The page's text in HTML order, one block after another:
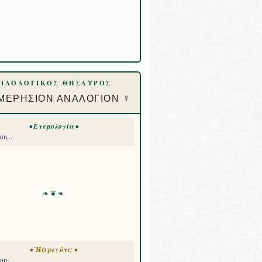
ΘΗΣΑΥΡΟΣ
ΑΝΑΛΟΓΙΟΝ ☿
• Ετυμολογία •
❧ ❦ ❧
• Ἤξερες ὅτι; •